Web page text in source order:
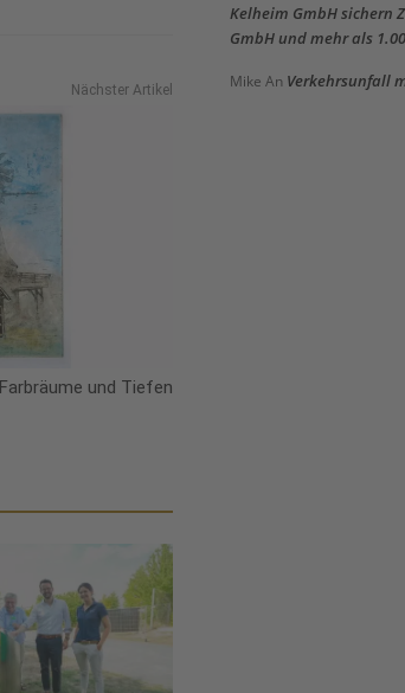
Nächster Artikel
Farbräume und Tiefen
Kelheim GmbH sichern
GmbH und mehr als
Mike An Verkehrsunfall